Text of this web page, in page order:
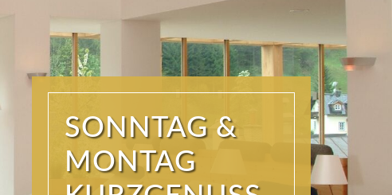
MÄDELS
URLAUB